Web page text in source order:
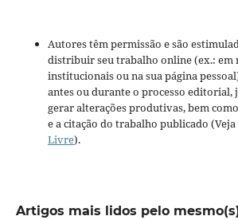
Autores têm permissão e são
distribuir seu trabalho online (ex.: em
institucionais ou na sua página
antes ou durante o processo editorial,
gerar alterações produtivas, bem
e a citação do trabalho publicado (Veja
Livre).
Artigos mais lidos pelo